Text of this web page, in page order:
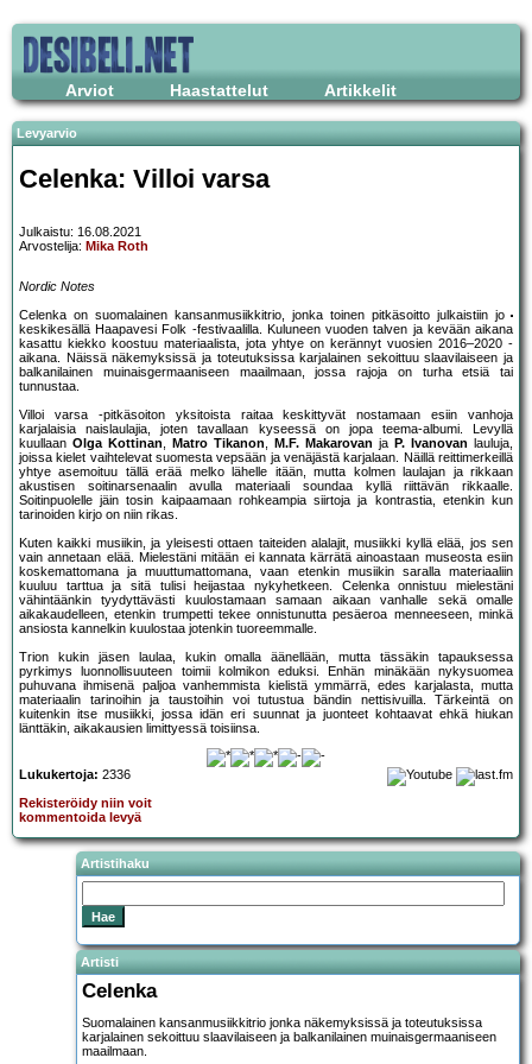
Arviot Haastattelut Artikkelit
Levyarvio
Celenka: Villoi varsa
Julkaistu: 16.08.2021
Arvostelija: Mika Roth
Nordic Notes
Celenka on suomalainen kansanmusiikkitrio, jonka toinen pitkäsoitto julkaistiin jo
keskikesällä Haapavesi Folk -festivaalilla. Kuluneen vuoden talven ja kevään aikana
kasattu kiekko koostuu materiaalista, jota yhtye on kerännyt vuosien 2016–2020 -
aikana. Näissä näkemyksissä ja toteutuksissa karjalainen sekoittuu slaavilaiseen ja
balkanilainen muinaisgermaaniseen maailmaan, jossa rajoja on turha etsiä tai
tunnustaa.
Villoi varsa -pitkäsoiton yksitoista raitaa keskittyvät nostamaan esiin vanhoja
karjalaisia naislaulajia, joten tavallaan kyseessä on jopa teema-albumi. Levyllä
kuullaan Olga Kottinan, Matro Tikanon, M.F. Makarovan ja P. Ivanovan lauluja,
joissa kielet vaihtelevat suomesta vepsään ja venäjästä karjalaan. Näillä reittimerkeillä
yhtye asemoituu tällä erää melko lähelle itään, mutta kolmen laulajan ja rikkaan
akustisen soitinarsenaalin avulla materiaali soundaa kyllä riittävän rikkaalle.
Soitinpuolelle jäin tosin kaipaamaan rohkeampia siirtoja ja kontrastia, etenkin kun
tarinoiden kirjo on niin rikas.
Kuten kaikki musiikin, ja yleisesti ottaen taiteiden alalajit, musiikki kyllä elää, jos sen
vain annetaan elää. Mielestäni mitään ei kannata kärrätä ainoastaan museosta esiin
koskemattomana ja muuttumattomana, vaan etenkin musiikin saralla materiaaliin
kuuluu tarttua ja sitä tulisi heijastaa nykyhetkeen. Celenka onnistuu mielestäni
vähintäänkin tyydyttävästi kuulostamaan samaan aikaan vanhalle sekä omalle
aikakaudelleen, etenkin trumpetti tekee onnistunutta pesäeroa menneeseen, minkä
ansiosta kannelkin kuulostaa jotenkin tuoreemmalle.
Trion kukin jäsen laulaa, kukin omalla äänellään, mutta tässäkin tapauksessa
pyrkimys luonnollisuuteen toimii kolmikon eduksi. Enhän minäkään nykysuomea
puhuvana ihmisenä paljoa vanhemmista kielistä ymmärrä, edes karjalasta, mutta
materiaalin tarinoihin ja taustoihin voi tutustua bändin nettisivuilla. Tärkeintä on
kuitenkin itse musiikki, jossa idän eri suunnat ja juonteet kohtaavat ehkä hiukan
länttäkin, aikakausien limittyessä toisiinsa.
Lukukertoja: 2336
Rekisteröidy niin voit
kommentoida levyä
Artistihaku
Artisti
Celenka
Suomalainen kansanmusiikkitrio jonka näkemyksissä ja toteutuksissa
karjalainen sekoittuu slaavilaiseen ja balkanilainen muinaisgermaaniseen
maailmaan.